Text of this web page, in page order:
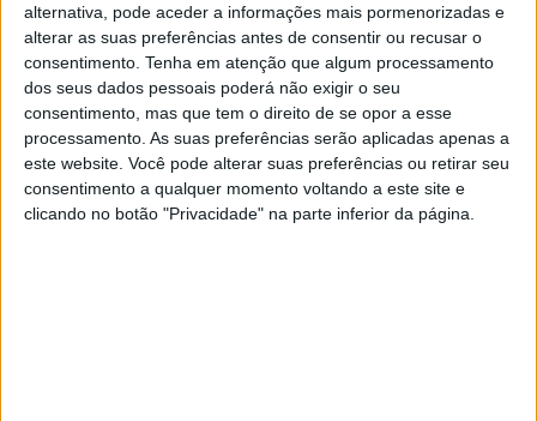
alternativa, pode aceder a informações mais pormenorizadas e
alterar as suas preferências antes de consentir ou recusar o
consentimento. Tenha em atenção que algum processamento
dos seus dados pessoais poderá não exigir o seu
consentimento, mas que tem o direito de se opor a esse
processamento. As suas preferências serão aplicadas apenas a
este website. Você pode alterar suas preferências ou retirar seu
consentimento a qualquer momento voltando a este site e
clicando no botão "Privacidade" na parte inferior da página.
Em declarações para a imprensa da Yamaha Racing,
Maxime Renaux falou sobre as suas expectativas para a
ronda em Frauenfeld.
– Estou ansioso por regressar à Suíça. É uma pista com a
qual tenho um bom feeling e algumas boas memórias
como a minha primeira vitória na classe MXGP. Vai ser um
fim de semana único, com nada a acontecer no domingo e